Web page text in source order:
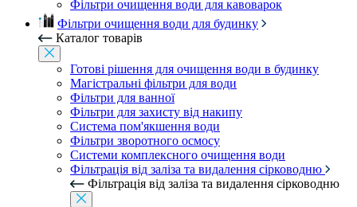
Фільтри очищення води для кавоварок
Фільтри очищення води для будинку
Каталог товарів
Готові рішення для очищення води в будинку
Магістральні фільтри для води
Фільтри для ванної
Фільтри для захисту від накипу
Система пом'якшення води
Фільтри зворотного осмосу
Системи комплексного очищення води
Фільтрація від заліза та видалення сірководню
Фільтрація від заліза та видалення сірководню